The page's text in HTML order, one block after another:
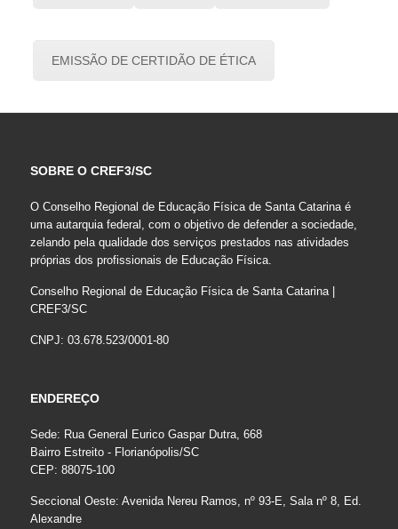
EMISSÃO DE CERTIDÃO DE ÉTICA
SOBRE O CREF3/SC
O Conselho Regional de Educação Física de Santa Catarina é
uma autarquia federal, com o objetivo de defender a sociedade,
zelando pela qualidade dos serviços prestados nas atividades
próprias dos profissionais de Educação Física.
Conselho Regional de Educação Física de Santa Catarina |
CREF3/SC
CNPJ: 03.678.523/0001-80
ENDEREÇO
Sede: Rua General Eurico Gaspar Dutra, 668
Bairro Estreito - Florianópolis/SC
CEP: 88075-100
Seccional Oeste: Avenida Nereu Ramos, nº 93-E, Sala nº 8, Ed.
Alexandre